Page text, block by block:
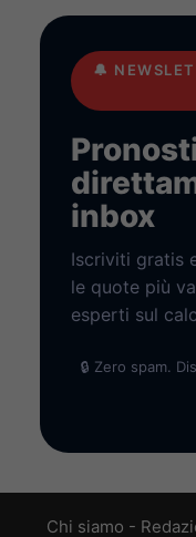
🔔
inbox
Iscriviti gratis
le quote più
esperti sul
🔒 Zero spam.
Chi siamo -